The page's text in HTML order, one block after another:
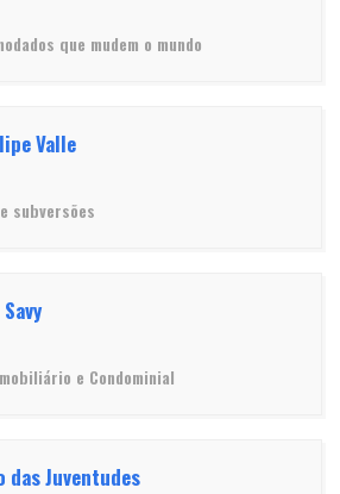
que mudem o mundo
Valle
subversões
e Condominial
das Juventudes